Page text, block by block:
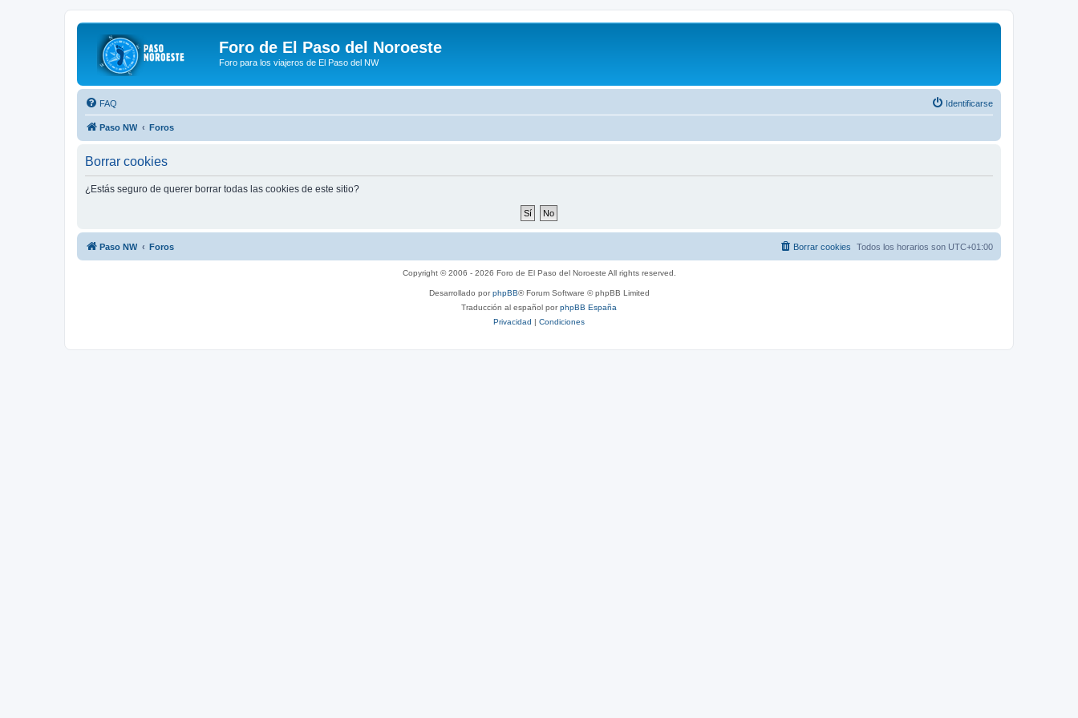
Foro de El Paso del Noroeste
Foro para los viajeros de El Paso del NW
FAQ Identificarse
Paso NW Foros
Borrar cookies
¿Estás seguro de querer borrar todas las cookies de este sitio?
Paso NW Foros Todos los horarios son UTC+01:00
Borrar cookies
Copyright © 2006 - 2026 Foro de El Paso del Noroeste All rights reserved.
Desarrollado porphpBB® Forum Software © phpBB Limited
Traducción al español porphpBB España
Privacidad | Condiciones